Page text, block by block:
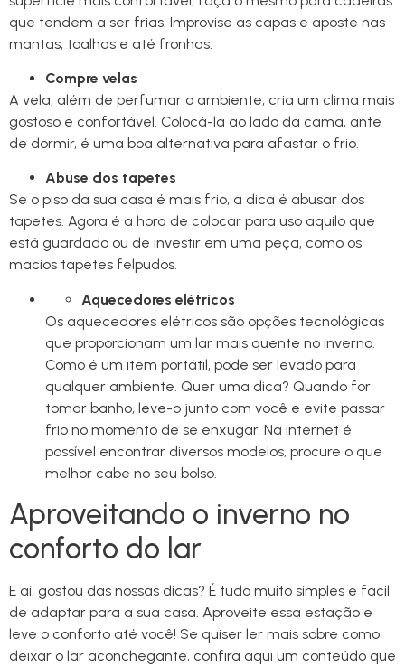
que tendem a ser frias. Improvise as capas e aposte nas
mantas, toalhas e até fronhas.
Compre velas
A vela, além de perfumar o ambiente, cria um clima mais
gostoso e confortável. Colocá-la ao lado da cama, ante
de dormir, é uma boa alternativa para afastar o frio.
Abuse dos tapetes
Se o piso da sua casa é mais frio, a dica é abusar dos
tapetes. Agora é a hora de colocar para uso aquilo que
está guardado ou de investir em uma peça, como os
macios tapetes felpudos.
Aquecedores elétricos
Os aquecedores elétricos são opções tecnológicas
que proporcionam um lar mais quente no inverno.
Como é um item portátil, pode ser levado para
qualquer ambiente. Quer uma dica? Quando for
tomar banho, leve-o junto com você e evite passar
frio no momento de se enxugar. Na internet é
possível encontrar diversos modelos, procure o que
melhor cabe no seu bolso.
Aproveitando o inverno no
conforto do lar
E aí, gostou das nossas dicas? É tudo muito simples e fácil
de adaptar para a sua casa. Aproveite essa estação e
leve o conforto até você! Se quiser ler mais sobre como
deixar o lar aconchegante, confira aqui um conteúdo que